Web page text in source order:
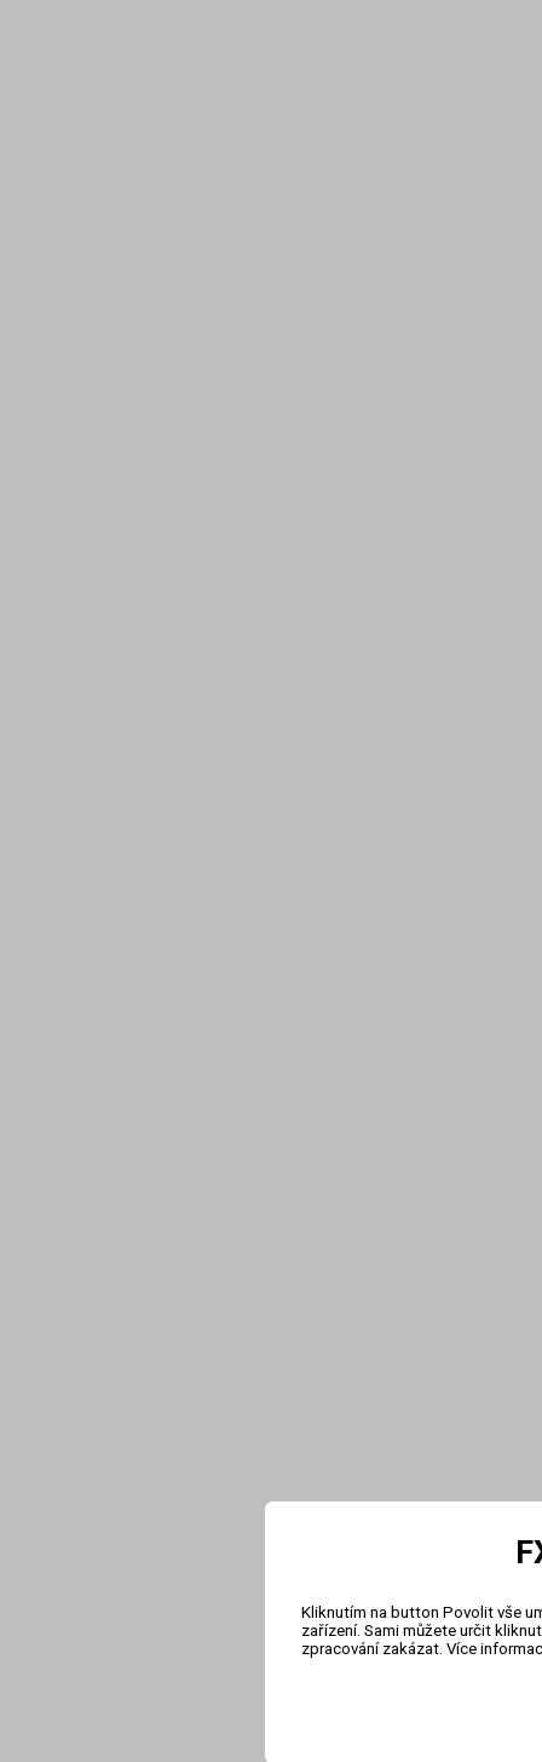
Kliknutím na button Povolit vše
zařízení. Sami můžete určit
zpracování zakázat. Více